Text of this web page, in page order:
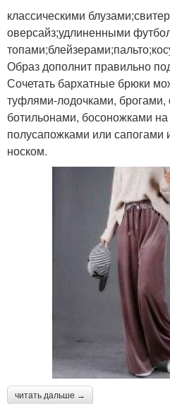
классическими
оверсайз;удлиненными
Образ дополнит правильно
Сочетать бархатные брюки
туфлями-лодочками,
ботильонами, босоножками
полусапожками или сапогами
носком.
читать дальше →